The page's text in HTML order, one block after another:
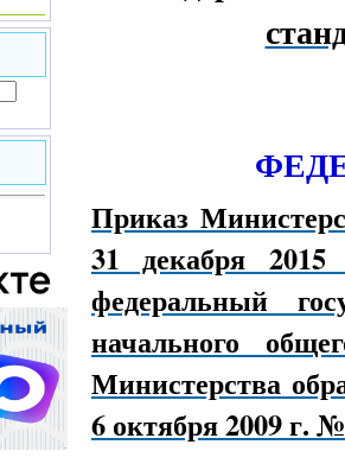
Приказ
31 декабря
федеральный
начального
Министерства
6 октября 2009 г.